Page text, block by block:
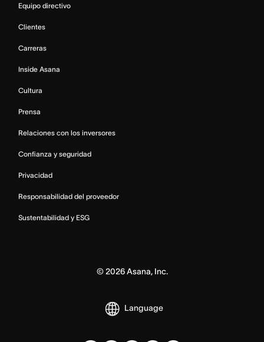
Equipo directivo
Clientes
Carreras
Inside Asana
Cultura
Prensa
Relaciones con los inversores
Confianza y seguridad
Privacidad
Responsabilidad del proveedor
Sustentabilidad y ESG
© 2026Asana, Inc.
Language